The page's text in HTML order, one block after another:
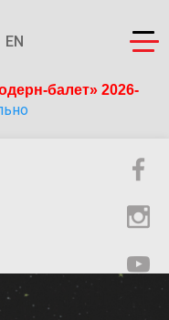
EN
балет» 2026-